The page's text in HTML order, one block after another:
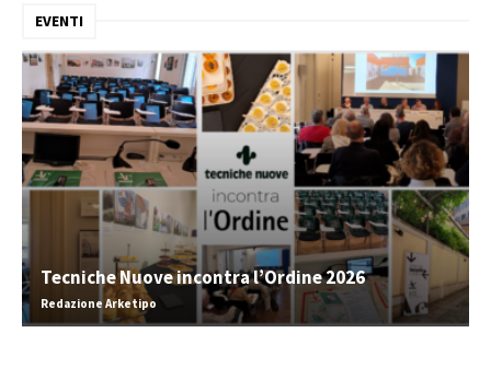
EVENTI
Tecniche Nuove incontra l’Ordine 2026
Redazione Arketipo